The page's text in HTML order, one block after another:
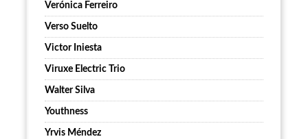
Verónica Ferreiro
Verso Suelto
Victor Iniesta
Viruxe Electric Trio
Walter Silva
Youthness
Yrvis Méndez